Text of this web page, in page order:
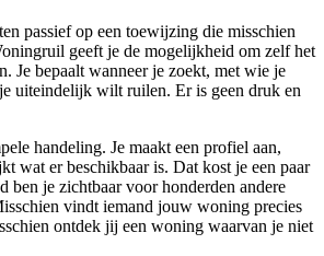
passief op een toewijzing die misschien
geeft je de mogelijkheid om zelf het
Je bepaalt wanneer je zoekt, met wie je
uiteindelijk wilt ruilen. Er is geen druk en
handeling. Je maakt een profiel aan,
wat er beschikbaar is. Dat kost je een paar
ben je zichtbaar voor honderden andere
vindt iemand jouw woning precies
ontdek jij een woning waarvan je niet